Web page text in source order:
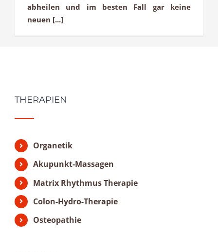
abheilen und im besten Fall gar keine
neuen [...]
THERAPIEN
Organetik
Akupunkt-Massagen
Matrix Rhythmus Therapie
Colon-Hydro-Therapie
Osteopathie